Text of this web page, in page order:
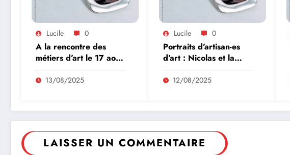
Lucile 0
A la rencontre des
métiers d’art le 17 août
à Cardaillac
13/08/2025
Lucile 0
Portraits d’artisan-es
d’art : Nicolas et la
pierre
12/08/2025
LAISSER UN COMMENTAIRE